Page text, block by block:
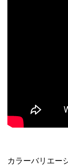
カラーバリエー